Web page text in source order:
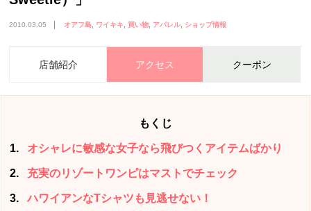
2010.03.05 オアフ島 ワイキキ 買い物 アパレル ショップ情報
店舗紹介 アクセス クーポン
もくじ
1 オシャレに敏感な女子なら飛びつくアイテムばかり
2 充実のリゾートワンピはマストでチェック
3 ハワイアンなTシャツも見逃せない！